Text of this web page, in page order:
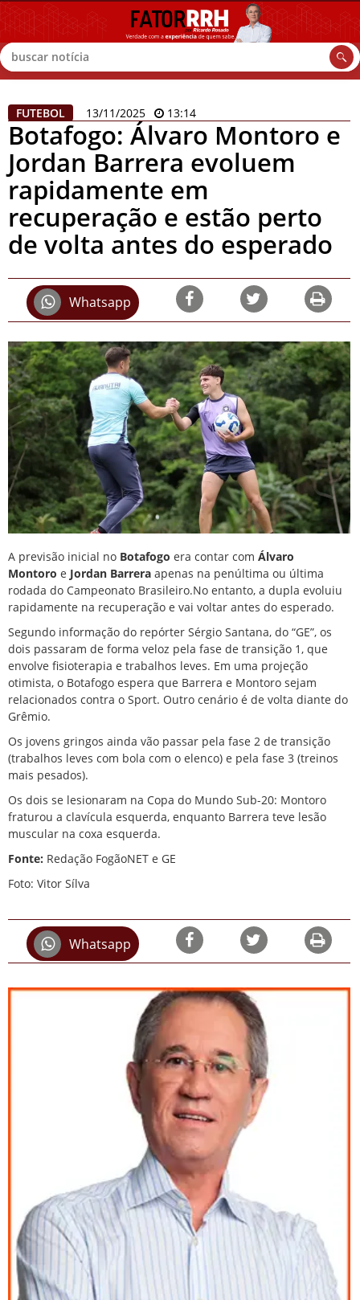
Buscar
FUTEBOL 13/11/2025 13:14
Botafogo: Álvaro Montoro e
Jordan Barrera evoluem
rapidamente em
recuperação e estão perto
de volta antes do esperado
Whatsapp
A previsão inicial no Botafogo era contar com Álvaro
Montoro e Jordan Barrera apenas na penúltima ou última
rodada do Campeonato Brasileiro.No entanto, a dupla evoluiu
rapidamente na recuperação e vai voltar antes do esperado.
Segundo informação do repórter Sérgio Santana, do “GE”, os
dois passaram de forma veloz pela fase de transição 1, que
envolve fisioterapia e trabalhos leves. Em uma projeção
otimista, o Botafogo espera que Barrera e Montoro sejam
relacionados contra o Sport. Outro cenário é de volta diante do
Grêmio.
Os jovens gringos ainda vão passar pela fase 2 de transição
(trabalhos leves com bola com o elenco) e pela fase 3 (treinos
mais pesados).
Os dois se lesionaram na Copa do Mundo Sub-20: Montoro
fraturou a clavícula esquerda, enquanto Barrera teve lesão
muscular na coxa esquerda.
Fonte: Redação FogãoNET e GE
Foto: Vitor Sílva
Whatsapp